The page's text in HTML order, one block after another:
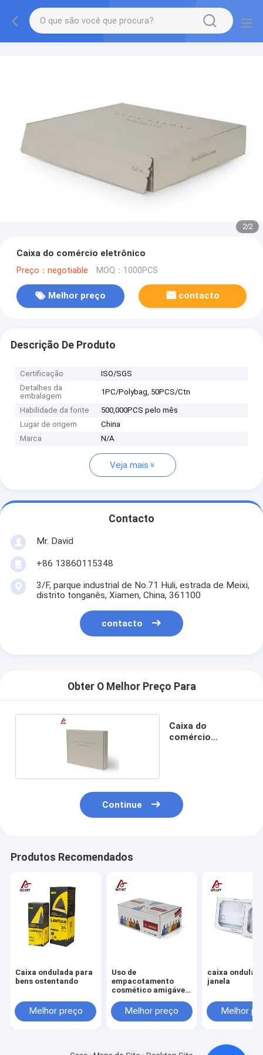
1/2
Caixa do comércio eletrônico
Preço：negotiable MOQ：1000PCS
Melhor preço contacto
Descrição De Produto
Certificação
ISO/SGS
Detalhes da
embalagem
1PC/Polybag, 50PCS/Ctn
Habilidade da fonte
500,000PCS pelo mês
Lugar de origem
China
Marca
N/A
Veja mais
Contacto
Mr. David
+86 13860115348
3/F, parque industrial de No.71 Huli, estrada de Meixi,
distrito tonganês, Xiamen, China, 361100
contacto
Obter O Melhor Preço Para
Caixa do
comércio
Continue
Produtos Recomendados
Caixa ondulada para
bens ostentando
Melhor preço
Uso de
empacotamento
cosmético amigável
caixa de papel do
estilo de PDQ
Melhor preço
caixa
janela
Melhor